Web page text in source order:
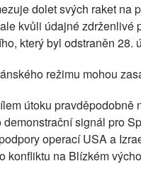
dolet svých raket na
kvůli údajné zdrženlivé
který byl odstraněn 28.
režimu mohou
útoku pravděpodobně
signál pro
operací USA a
konfliktu na Blízkém